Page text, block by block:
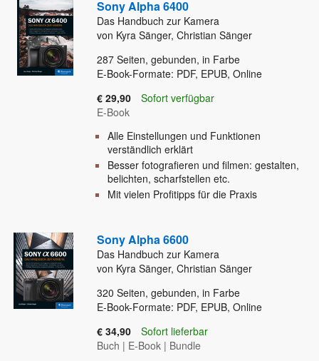
Sony Alpha 6400
Das Handbuch zur Kamera
von Kyra Sänger, Christian Sänger
287 Seiten, gebunden, in Farbe
E-Book-Formate: PDF, EPUB, Online
€ 29,90
Sofort verfügbar
E-Book
Alle Einstellungen und Funktionen
verständlich erklärt
Besser fotografieren und filmen: gestalten,
belichten, scharfstellen etc.
Mit vielen Profitipps für die Praxis
Sony Alpha 6600
Das Handbuch zur Kamera
von Kyra Sänger, Christian Sänger
320 Seiten, gebunden, in Farbe
E-Book-Formate: PDF, EPUB, Online
€ 34,90
Sofort lieferbar
Buch | E-Book | Bundle